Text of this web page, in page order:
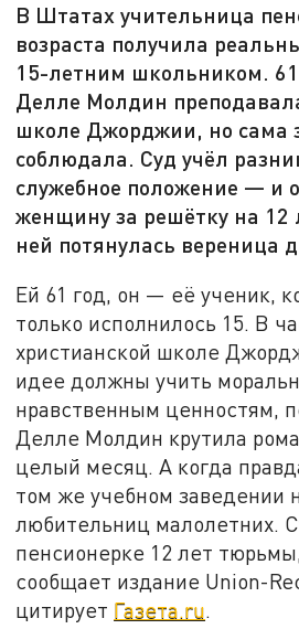
В Штатах учительница
возраста получила
15-летним школьником.
Делле Молдин
школе Джорджии, но сама
соблюдала. Суд учёл
служебное положение — и
женщину за решётку на 12
ней потянулась вереница
Ей 61 год, он — её ученик,
только исполнилось 15. В
христианской школе
идее должны учить
нравственным ценностям,
Делле Молдин крутила
целый месяц. А когда
том же учебном заведении
любительниц малолетних.
пенсионерке 12 лет
сообщает издание Union-
цитирует Газета.ru.